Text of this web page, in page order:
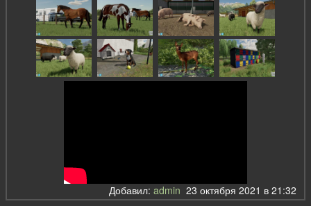
Добавил: admin 23 октября 2021 в 21:32